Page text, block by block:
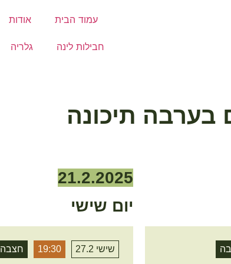
עמוד הבית אודות
חבילות לינה גלריה
בערבה תיכונה
21.2.2025
יום שישי
שישי 27.2 19:30 חצבה